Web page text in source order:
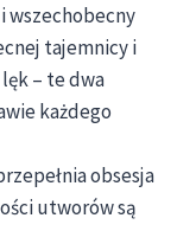
wszechobecny
tajemnicy i
– te dwa
każdego
obsesja
utworów są